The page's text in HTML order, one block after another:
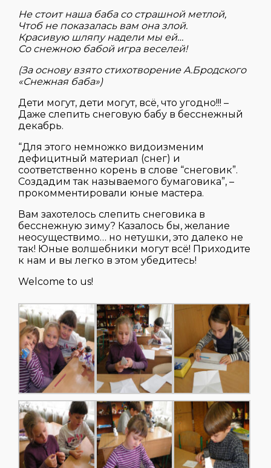
Не стоит наша баба со страшной метлой,
Чтоб не показалась вам она злой.
Красивую шляпу надели мы ей…
Со снежною бабой игра веселей!
(За основу взято стихотворение А.Бродского
«Снежная баба»)
Дети могут, дети могут, всё, что угодно!!! –
Даже слепить снеговую бабу в бесснежный
декабрь.
“Для этого немножко видоизменим
дефицитный материал (снег) и
соответственно корень в слове “снеговик”.
Создадим так называемого бумаговика”, –
прокомментировали юные мастера.
Вам захотелось слепить снеговика в
бесснежную зиму? Казалось бы, желание
неосуществимо… но нетушки, это далеко не
так! Юные волшебники могут всё! Приходите
к нам и вы легко в этом убедитесь!
Welcome to us!